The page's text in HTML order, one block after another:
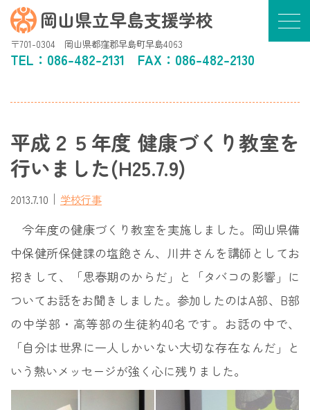
岡山県立早島支援学校
〒701-0304 岡山県都窪郡早島町早島4063
TEL： 086-482-2131 FAX：086-482-2130
平成２５年度 健康づくり教室を
行いました(H25.7.9)
2013.7.10 ｜ 学校行事
今年度の健康づくり教室を実施しました。岡山県備
中保健所保健課の塩飽さん、川井さんを講師としてお
招きして、「思春期のからだ」と「タバコの影響」に
ついてお話をお聞きしました。参加したのはA部、B部
の中学部・高等部の生徒約40名です。お話の中で、
「自分は世界に一人しかいない大切な存在なんだ」と
いう熱いメッセージが強く心に残りました。